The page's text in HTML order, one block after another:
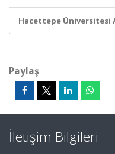
Hacettepe Üniversitesi
Paylaş
İletişim Bilgileri